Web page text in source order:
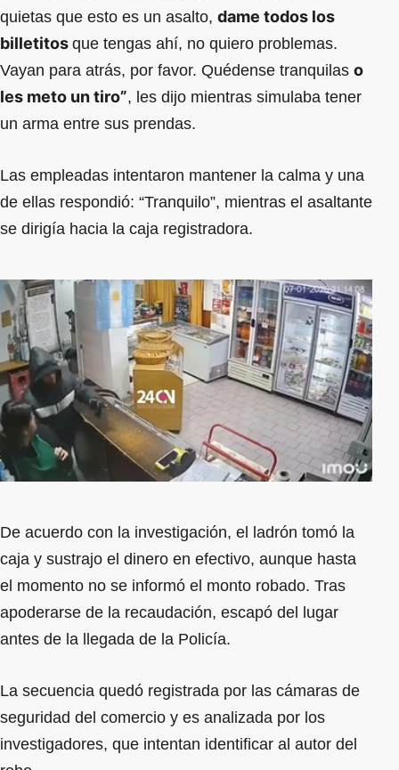
quietas que esto es un asalto, dame todos los
billetitos que tengas ahí, no quiero problemas.
Vayan para atrás, por favor. Quédense tranquilas o
les meto un tiro”, les dijo mientras simulaba tener
un arma entre sus prendas.
Las empleadas intentaron mantener la calma y una
de ellas respondió: “Tranquilo”, mientras el asaltante
se dirigía hacia la caja registradora.
De acuerdo con la investigación, el ladrón tomó la
caja y sustrajo el dinero en efectivo, aunque hasta
el momento no se informó el monto robado. Tras
apoderarse de la recaudación, escapó del lugar
antes de la llegada de la Policía.
La secuencia quedó registrada por las cámaras de
seguridad del comercio y es analizada por los
investigadores, que intentan identificar al autor del